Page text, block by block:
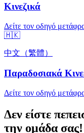
Κινεζικά
Δείτε τον οδηγό
🇭🇰
中文（繁體）
Παραδοσιακά
Δείτε τον οδηγό
Δεν είστε
την ομάδα σας!